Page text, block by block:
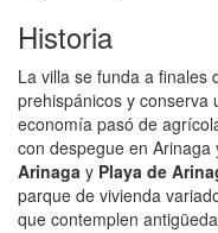
Historia
La villa se funda a finales
prehispánicos y conserva
economía pasó de
con despegue en
Arinaga y Playa de
parque de vivienda
que contemplen